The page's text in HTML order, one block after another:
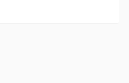
свой аромат.
мягкая, что позволяет им
время, даже после